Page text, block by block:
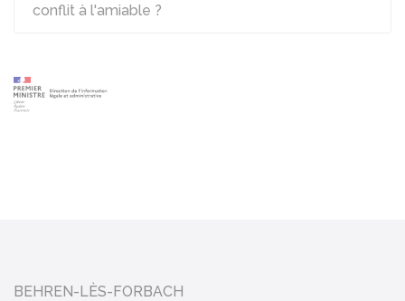
conflit à l'amiable ?
BEHREN-LÈS-FORBACH